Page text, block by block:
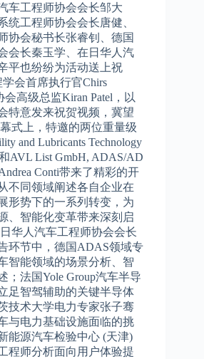
车工程师协会会长邹大
统工程师协会会长唐健、
协会秘书长张睿钊、德国
会长秦玉学、在日华人汽
平也纷纷为活动送上祝
会首席执行官Chirs
会高级总监Kiran Patel，以
特意发来祝贺视频，冀望
式上，特邀的两位重量级
and Lubricants Technology
AVL List GmbH, ADAS/AD
Conti带来了精彩的开
不同领域阐述各自企业在
形势下的一系列转变，为
、智能化变革带来深刻启
华人汽车工程师协会会长
环节中，德国ADAS领域专
智能领域的场景分析、智
；法国Yole Group汽车半导
足智驾辅助的关键半导体
技术大学电力专家张子骞
与电力基础设施面临的挑
能源汽车检验中心 (天津)
程师分析面向用户体验提